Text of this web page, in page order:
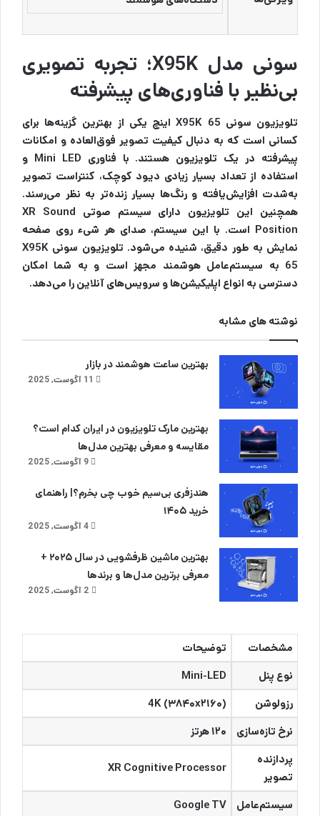
سونی مدل X95K؛ تجربه تصویری
بی‌نظیر با فناوری‌های پیشرفته
تلویزیون سونی X95K 65 اینچ یکی از بهترین گزینه‌ها برای
کسانی است که به دنبال کیفیت تصویر فوق‌العاده و امکانات
پیشرفته در یک تلویزیون هستند. با فناوری Mini LED و
استفاده از تعداد بسیار زیادی دیود کوچک، کنتراست تصویر
به‌شدت افزایش‌یافته و رنگ‌ها بسیار زنده‌تر به نظر می‌رسند.
همچنین این تلویزیون دارای سیستم صوتی XR Sound
Position است. با این سیستم، صدای هر شیء روی صفحه‌
نمایش به طور دقیق، شنیده می‌شود. تلویزیون سونی X95K
65 به سیستم‌عامل هوشمند مجهز است و به شما امکان
دسترسی به انواع اپلیکیشن‌ها و سرویس‌های آنلاین را می‌دهد.
نوشته های مشابه
بهترین ساعت هوشمند در بازار
11 آگوست, 2025
بهترین مارک تلویزیون در ایران کدام است؟
مقایسه و معرفی بهترین مدل‌ها
9 آگوست, 2025
هندزفری بی‌سیم خوب چی بخرم؟| راهنمای
خرید ۱۴۰۵
4 آگوست, 2025
بهترین ماشین ظرفشویی در سال ۲۰۲۵ +
معرفی برترین مدل‌ها و برندها
2 آگوست, 2025
مشخصات
توضیحات
نوع پنل
Mini-LED
رزولوشن
(4K (۳۸۴۰x۲۱۶۰
نرخ تازه‌سازی
۱۲۰ هرتز
پردازنده
تصویر
XR Cognitive Processor
سیستم‌عامل
Google TV